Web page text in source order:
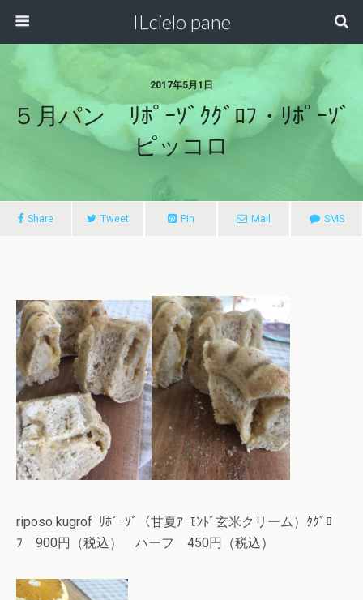
ILcielo pane
2017年5月1日
５月パン ﾘﾎﾟｰｿﾞｸｸﾞﾛﾌ・ﾘﾎﾟｰｿﾞ
ピッコロ
Share Tweet Pin Mail SMS
riposo kugrof ﾘﾎﾟｰｿﾞ（甘夏ｱｰﾓﾝﾄﾞ玄米クリーム）ｸｸﾞﾛ
ﾌ 900円（税込） ハーフ 450円（税込）